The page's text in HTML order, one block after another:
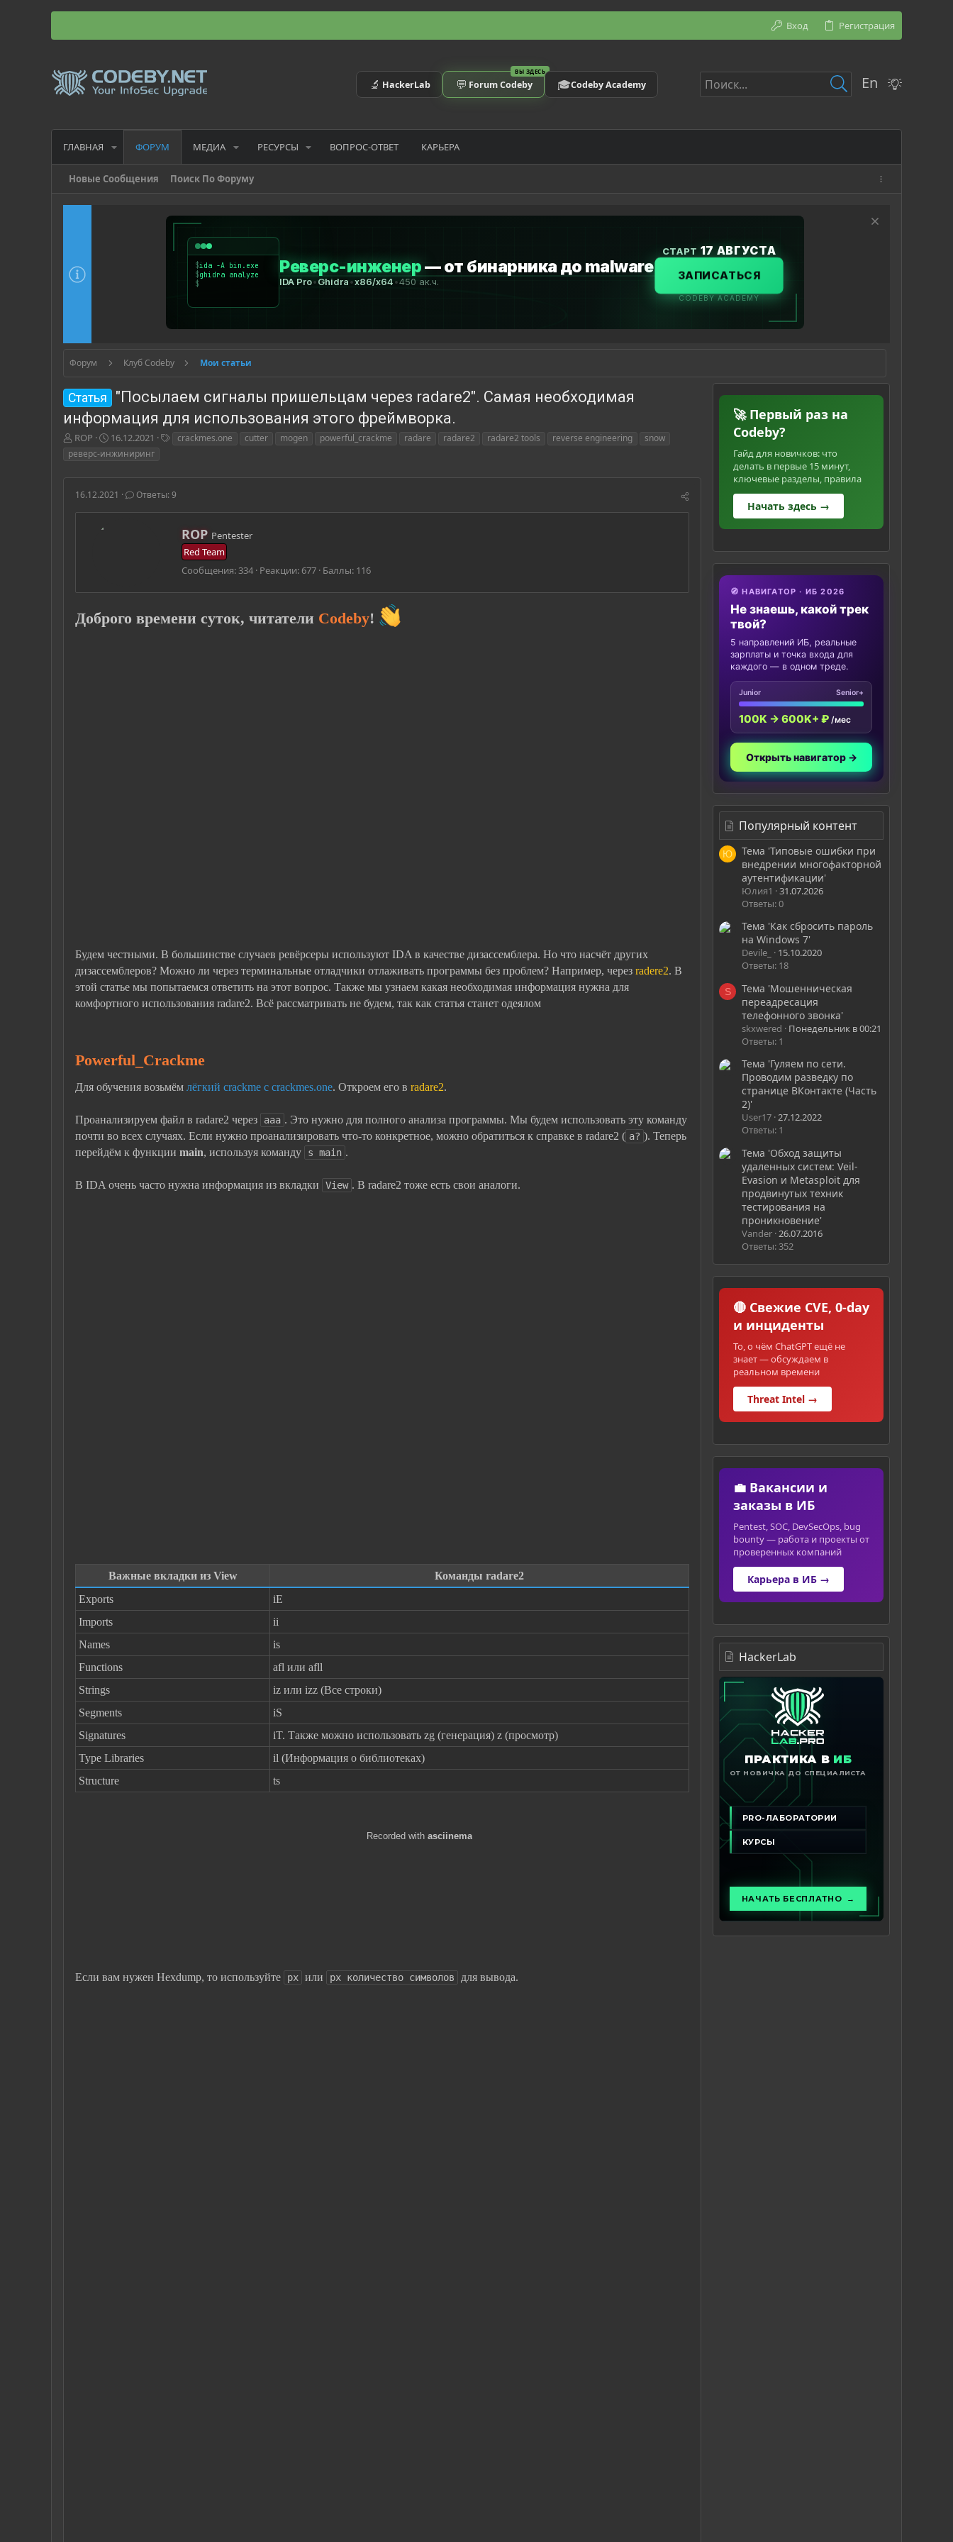
Вход Регистрация
🔬 HackerLab
ВЫ ЗДЕСЬ
💬 Forum Codeby 🎓Codeby Academy En
ГЛАВНАЯ ФОРУМ МЕДИА РЕСУРСЫ ВОПРОС-ОТВЕТ КАРЬЕРА
Новые Сообщения Поиск По Форуму
Форум Клуб Codeby Мои статьи
Статья
"Посылаем сигналы пришельцам через radare2". Самая необходимая
информация для использования этого фреймворка.
А
в
о
т
е
ROP
Д
а
а
а
ч
16.12.2021
и
crackmes.one cutter mogen powerful_crackme radare radare2 radare2 tools reverse engineering
snow
реверс-инжиниринг
16.12.2021 Ответы: 9
А
в
т
о
ROP Pentester
Red Team
Сообщения 334 Реакции 677 Баллы 116
Доброго времени суток, читатели Codeby!
Будем честными. В большинстве случаев ревёрсеры используют IDA в качестве дизассемблера. Но что насчёт других
дизассемблеров? Можно ли через терминальные отладчики отлаживать программы без проблем? Например, через radere2. В
этой статье мы попытаемся ответить на этот вопрос. Также мы узнаем какая необходимая информация нужна для
комфортного использования radare2. Всё рассматривать не будем, так как статья станет одеялом
Powerful_Crackme
Для обучения возьмём лёгкий crackme с crackmes.one. Откроем его в radare2.
Проанализируем файл в radare2 через aaa . Это нужно для полного анализа программы. Мы будем использовать эту команду
почти во всех случаях. Если нужно проанализировать что-то конкретное, можно обратиться к справке в radare2 ( a? ). Теперь
перейдём к функции main, используя команду s main .
В IDA очень часто нужна информация из вкладки View . В radare2 тоже есть свои аналоги.
Важные вкладки из View
Команды radare2
Exports
iE
Imports
ii
Names
is
Functions
afl или afll
Strings
iz или izz (Все строки)
Segments
iS
Signatures
iT. Также можно использовать zg (генерация) z (просмотр)
Type Libraries
il (Информация о библиотеках)
Structure
ts
Если вам нужен Hexdump, то используйте px или px количество символов для вывода.
🚀 Первый раз на
Codeby?
Гайд для новичков: что
делать в первые 15 минут,
ключевые разделы, правила
Начать здесь →
🧭 НАВИГАТОР · ИБ 2026
Не знаешь, какой трек
твой?
5 направлений ИБ, реальные
зарплаты и точка входа для
каждого — в одном треде.
Junior Senior+
100K → 600K+ ₽ /мес
Открыть навигатор →
Популярный контент
Ю
Тема 'Типовые ошибки при
внедрении многофакторной
аутентификации'
Юлия1
31.07.2026
Ответы: 0
Тема 'Как сбросить пароль
на Windows 7'
Devile_
15.10.2020
Ответы: 18
S
Тема 'Мошенническая
переадресация
телефонного звонка'
skxwered
Понедельник в 00:21
Ответы: 1
Тема 'Гуляем по сети.
Проводим разведку по
странице ВКонтакте (Часть
2)'
User17 27.12.2022
Ответы: 1
Тема 'Обход защиты
удаленных систем: Veil-
Evasion и Metasploit для
продвинутых техник
тестирования на
проникновение'
Vander 26.07.2016
Ответы: 352
🔴 Свежие CVE, 0-day
и инциденты
То, о чём ChatGPT ещё не
знает — обсуждаем в
реальном времени
Threat Intel →
💼 Вакансии и
заказы в ИБ
Pentest, SOC, DevSecOps, bug
bounty — работа и проекты от
проверенных компаний
Карьера в ИБ →
HackerLab